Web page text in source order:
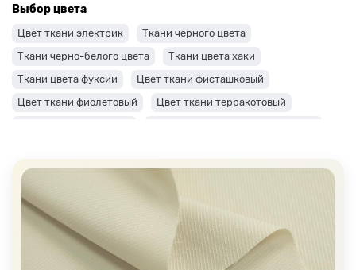
Выбор цвета
Цвет ткани электрик
Ткани черного цвета
Ткани черно-белого цвета
Ткани цвета хаки
Ткани цвета фуксии
Цвет ткани фисташковый
Цвет ткани фиолетовый
Цвет ткани терракотовый
Цвет ткани салатовый
Цвет ткани розовый
Ткани цвета пудра
Ткани оранжевого цвета
Ткани оливкового цвета
Цвет ткани мятный
Ткани цвета айвори, молочные оттенки
Ткани лимонного цвета